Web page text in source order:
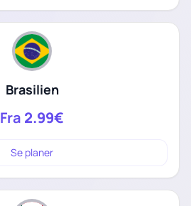
Brasilien
Fra 2.99€
Se planer